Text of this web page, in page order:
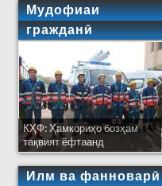
Мудофиаи
гражданӣ
КҲФ: Ҳамкориҳо бозҳам
тақвият ёфтаанд
Илм ва фанноварӣ